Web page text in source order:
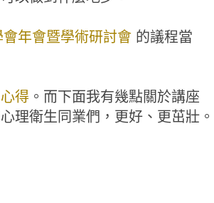
年會暨學術研討會 的議程當
得 。而下面我有幾點關於講座
理衛生同業們，更好、更茁壯。